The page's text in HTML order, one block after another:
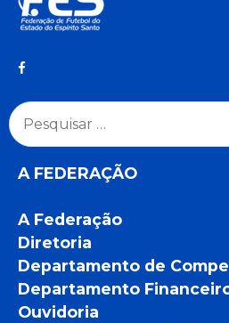
Pesquisar
por:
A FEDERAÇÃO
A Federação
Diretoria
Departamento de
Departamento
Ouvidoria